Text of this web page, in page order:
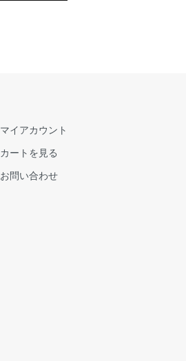
マイアカウント
カートを見る
お問い合わせ